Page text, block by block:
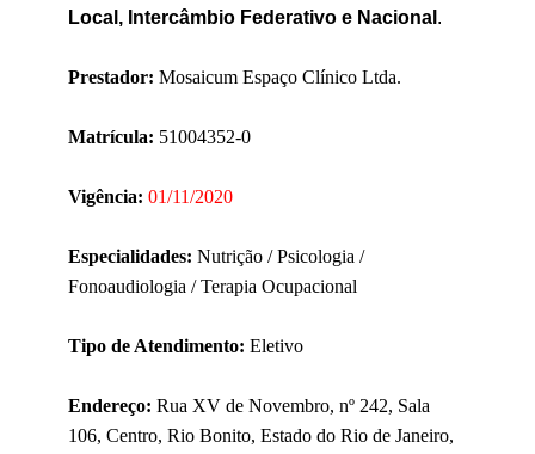
Local, Intercâmbio Federativo e Nacional .
Prestador: Mosaicum Espaço Clínico Ltda.
Matrícula: 51004352-0
Vigência: 01/11/2020
Especialidades: Nutrição / Psicologia /
Fonoaudiologia / Terapia Ocupacional
Tipo de Atendimento: Eletivo
Endereço: Rua XV de Novembro, nº 242, Sala
106, Centro, Rio Bonito, Estado do Rio de Janeiro,